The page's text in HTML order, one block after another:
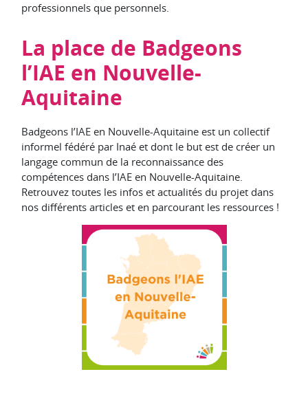
professionnels que personnels.
La place de Badgeons
l’IAE en Nouvelle-
Aquitaine
Badgeons l’IAE en Nouvelle-Aquitaine est un collectif
informel fédéré par Inaé et dont le but est de créer un
langage commun de la reconnaissance des
compétences dans l’IAE en Nouvelle-Aquitaine.
Retrouvez toutes les infos et actualités du projet dans
nos différents articles et en parcourant les ressources !